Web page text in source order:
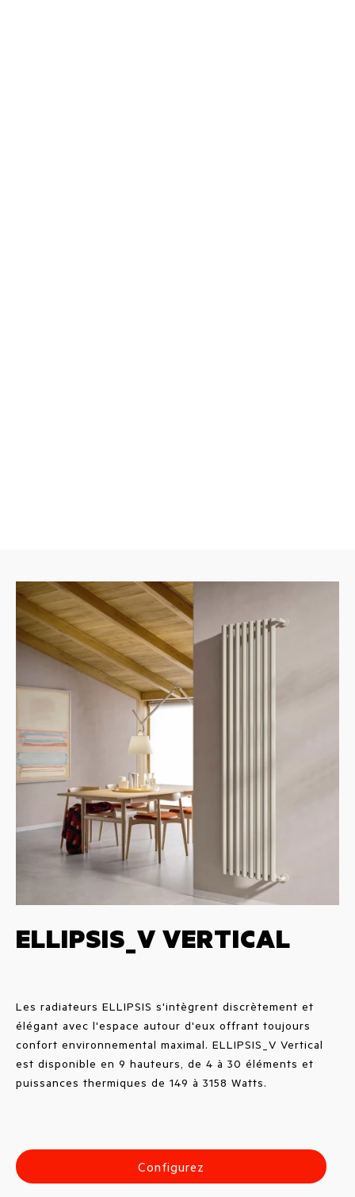
ELLIPSIS_V VERTICAL
Les radiateurs ELLIPSIS s'intègrent discrètement et
élégant avec l'espace autour d'eux offrant toujours
confort environnemental maximal. ELLIPSIS_V Vertical
est disponible en 9 hauteurs, de 4 à 30 éléments et
puissances thermiques de 149 à 3158 Watts.
Configurez